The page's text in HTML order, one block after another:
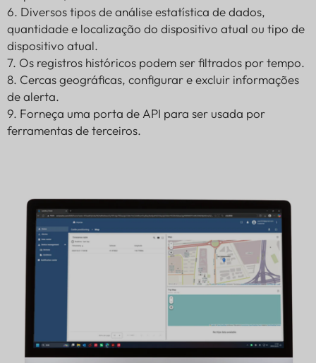
6. Diversos tipos de análise estatística de dados,
quantidade e localização do dispositivo atual ou tipo de
dispositivo atual.
7. Os registros históricos podem ser filtrados por tempo.
8. Cercas geográficas, configurar e excluir informações
de alerta.
9. Forneça uma porta de API para ser usada por
ferramentas de terceiros.